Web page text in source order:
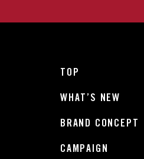
TOP
WHAT’S NEW
BRAND CONCEPT
CAMPAIGN